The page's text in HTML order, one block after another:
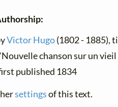
Victor Hugo(1802 - 1885),
chanson sur un vieil
published 1834
settingsof this text.